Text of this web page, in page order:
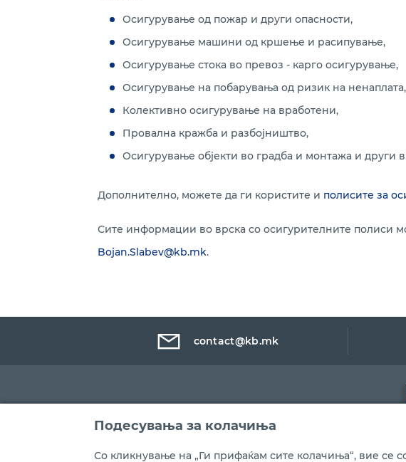
Осигурување од пожар и други опасности,
Осигурување машини од кршење и расипување,
Осигурување стока во превоз - карго осигурување,
Осигурување на побарувања од ризик на ненаплата,
Колективно осигурување на вработени,
Провална кражба и разбојништво,
Осигурување објекти во градба и монтажа и други
Дополнително, можете да ги користите и полисите за
Сите информации во врска со осигурителните полиси
Bojan.Slabev@kb.mk.
contact@kb.mk
Подесувања за колачиња
Со кликнување на „Ги прифаќам сите колачиња“, вие се